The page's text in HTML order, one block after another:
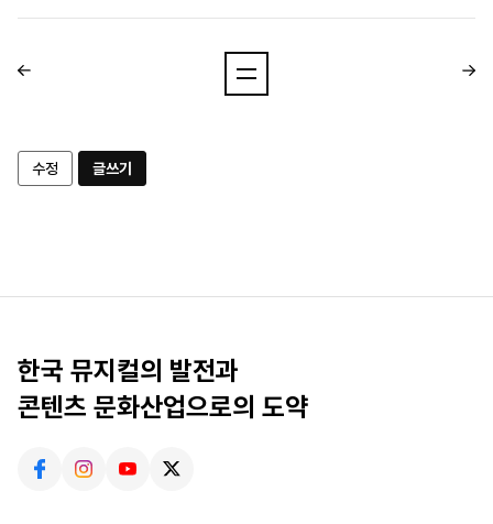
수정 글쓰기
한국 뮤지컬의 발전과
콘텐츠 문화산업으로의 도약